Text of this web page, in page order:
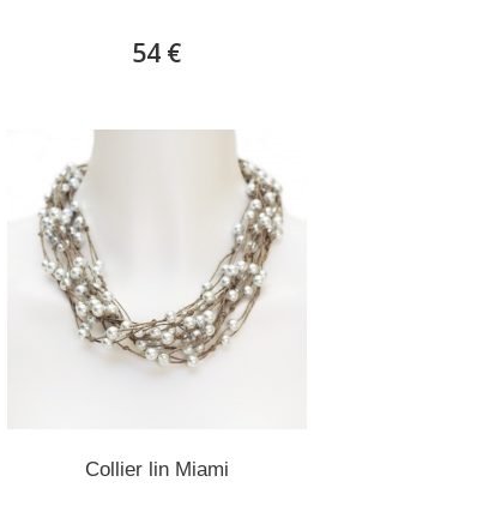
54 €
Collier lin Miami